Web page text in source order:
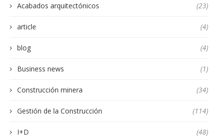
Acabados arquitectónicos (23)
article (4)
blog (4)
Business news (1)
Construcción minera (34)
Gestión de la Construcción (114)
I+D (48)